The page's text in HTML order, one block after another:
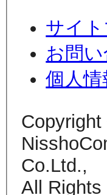
サイ
お問
個人
Co.Ltd.,
All Rights